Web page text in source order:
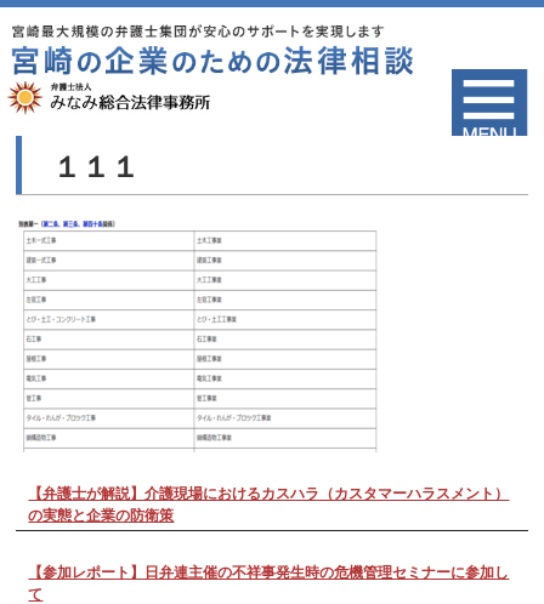
１１１
【弁護士が解説】介護現場におけるカスハラ（カスタマーハラスメント）
の実態と企業の防衛策
【参加レポート】日弁連主催の不祥事発生時の危機管理セミナーに参加し
て